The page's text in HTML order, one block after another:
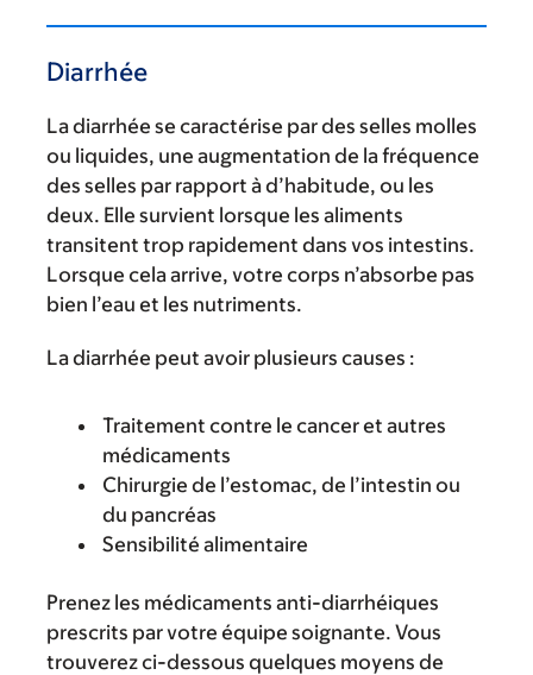
Diarrhée
La diarrhée se caractérise par des selles molles
ou liquides, une augmentation de la fréquence
des selles par rapport à d’habitude, ou les
deux. Elle survient lorsque les aliments
transitent trop rapidement dans vos intestins.
Lorsque cela arrive, votre corps n’absorbe pas
bien l’eau et les nutriments.
La diarrhée peut avoir plusieurs causes :
Traitement contre le cancer et autres
médicaments
Chirurgie de l’estomac, de l’intestin ou
du pancréas
Sensibilité alimentaire
Prenez les médicaments anti-diarrhéiques
prescrits par votre équipe soignante. Vous
trouverez ci-dessous quelques moyens de